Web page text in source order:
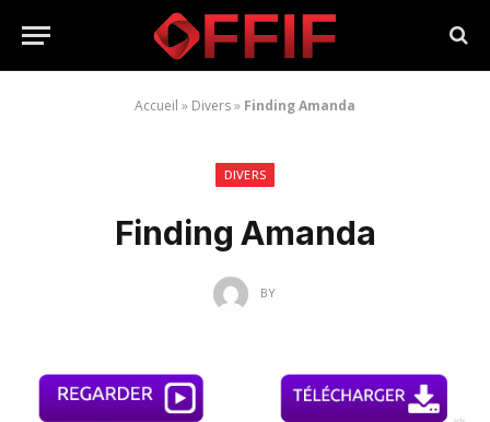
Accueil » Divers» Finding Amanda
DIVERS
Finding Amanda
BY